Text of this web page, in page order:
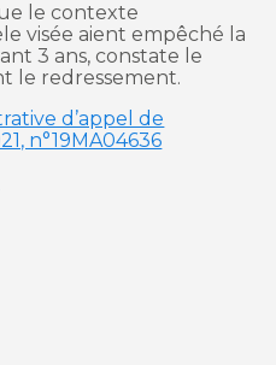
le contexte
visée aient empêché la
3 ans, constate le
le redressement.
d’appel de
n°19MA04636